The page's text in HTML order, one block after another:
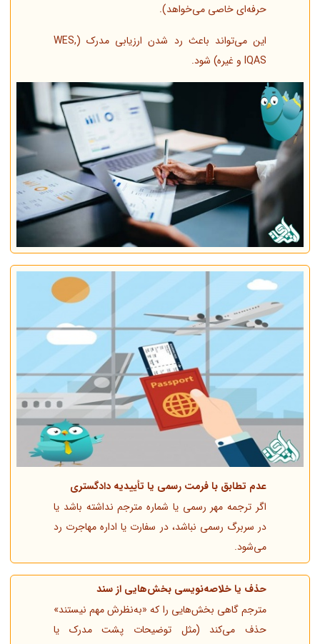
حرفه‌ای خاصی می‌خواهد).
این می‌تواند باعث رد شدن ارزیابی مدرک (WES,
IQAS و غیره) شود.
عدم تطابق با فرمت رسمی یا تأییدیه دادگستری
اگر ترجمه مهر رسمی یا شماره مترجم نداشته باشد یا
در سربرگ رسمی نباشد، در سفارت یا اداره مهاجرت رد
می‌شود.
حذف یا خلاصه‌نویسی بخش‌هایی از سند
مترجم گاهی بخش‌هایی را که «به‌نظرش مهم نیستند»
حذف می‌کند (مثل توضیحات پشت مدرک یا